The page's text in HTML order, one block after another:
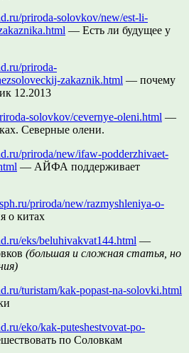
priroda-solovkov/new/est-li-
— Есть ли будущее у
priroda-
zakaznik.html — почему
12.2013
solovkov/cevernye-oleni.html —
Северные олени.
priroda/new/ifaw-podderzhivaet-
— АЙФА поддерживает
priroda/new/razmyshleniya-o-
о китах
eks/beluhivakvat144.html —
(большая и сложная статья, но
turistam/kak-popast-na-solovki.html
eko/kak-puteshestvovat-po-
по Соловкам